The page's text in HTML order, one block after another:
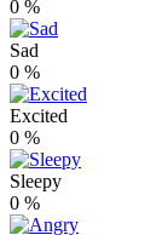
0 %
Sad
0 %
Excited
0 %
Sleepy
0 %